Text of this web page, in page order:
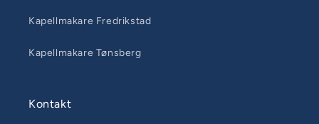
Kapellmakare Fredrikstad
Kapellmakare Tønsberg
Kontakt